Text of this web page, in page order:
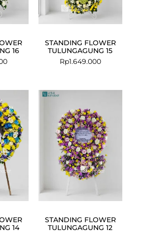
16
STANDING FLOWER
TULUNGAGUNG 15
Rp1.649.000
14
STANDING FLOWER
TULUNGAGUNG 12